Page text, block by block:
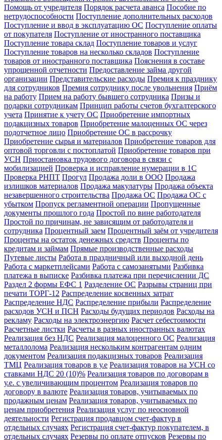
Помощь от учредителя Порядок расчета аванса Пособие по
нетрудоспособности Поступление дополнительных расходов
Поступление и ввод в эксплуатацию ОС Поступление оплаты
от покупателя Поступление от иностранного поставщика
Поступление товара склад Поступление товаров и услуг
Поступление товаров на несколько складов Поступление
товаров от иностранного поставщика Пояснения в составе
упрощенной отчетности Предоставление займа другой
организации Представительские расходы Премия к празднику
для сотрудников Премия сотруднику после увольнения Приём
на работу Прием на работу бывшего сотрудника Призы и
подарки сотрудникам Принцип работы счетов бухгалтерского
учета Принятие к учету ОС Приобретение импортных
подакцизных товаров Приобретение малоценных ОС через
подотчетное лицо Приобретение ОС в рассрочку
Приобретение сырья и материалов Приобретение товаров для
оптовой торговли с постоплатой Приобретение товаров при
УСН Приостановка трудового договора в связи с
мобилизацией Проверка и исправление нумерации в 1С
Проверка РНПТ Прогул Продажа доли в ООО Продажа
излишков материалов Продажа макулатуры Продажа объекта
незавершенного строительства Продажа ОС Продажа ОС с
убытком Пропуск регламентной операции Пропущенные
документы прошлого года Простой по вине работодателя
Простой по причинам, не зависящим от работодателя и
сотрудника Процентный заем Процентный заём от учредителя
Проценты на остаток денежных средств Проценты по
кредитам и займам Прямые производственные расходы
Путевые листы Работа в праздничный или выходной день
Работа с маркетплейсами Работа с самозанятыми Разбивка
платежа в выписке Разбивка платежа при перечислении ДС
Раздел 2 формы ЕФС 1 Разделение ОС Разрывы страниц при
печати ТОРГ-12 Распределение косвенных затрат
Распределение НДС Распределение прибыли Распределение
расходов УСН и ПСН Расходы будущих периодов Расходы на
рекламу Расходы на электроэнергию Расчет себестоимости
Расчетные листки Расчеты в разных иностранных валютах
Реализация без НДС Реализация малоценного ОС Реализация
металлолома Реализация нескольким контрагентам одним
документом Реализация подакцизных товаров Реализация
ТМЦ Реализация товаров в у.е Реализация товаров на УСН со
ставками НДС 20 (10)% Реализация товаров по договорам в
у.е. с увеличивающим процентом Реализация товаров по
договору в валюте Реализация товаров, учитываемых по
продажным ценам Реализация товаров, учитываемых по
ценам приобретения Реализация услуг по неосновной
деятельности Регистрация продавцом счет-фактур в
отдельных случаях Регистрация счет-фактур покупателем, в
отдельных случаях Резервы по оплате отпусков Резервы по